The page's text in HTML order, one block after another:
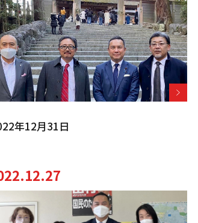
年12月31日